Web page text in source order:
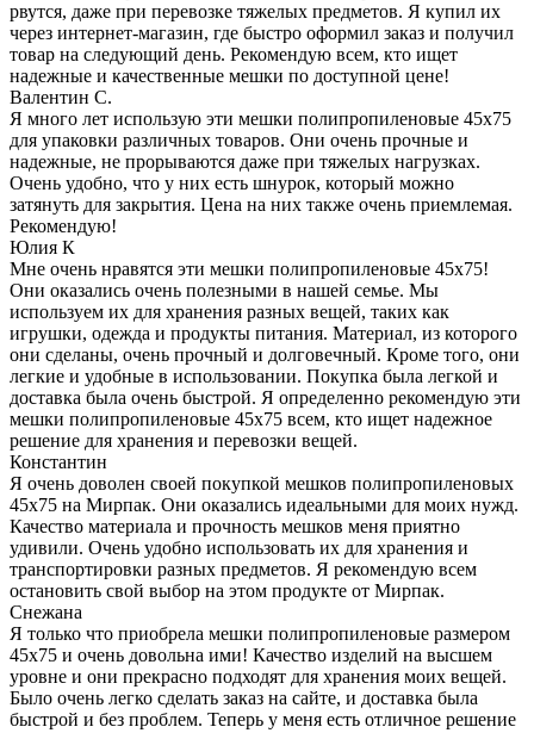
рвутся, даже при перевозке тяжелых предметов. Я купил их
через интернет-магазин, где быстро оформил заказ и получил
товар на следующий день. Рекомендую всем, кто ищет
надежные и качественные мешки по доступной цене!
Валентин С.
Я много лет использую эти мешки полипропиленовые 45x75
для упаковки различных товаров. Они очень прочные и
надежные, не прорываются даже при тяжелых нагрузках.
Очень удобно, что у них есть шнурок, который можно
затянуть для закрытия. Цена на них также очень приемлемая.
Рекомендую!
Юлия К
Мне очень нравятся эти мешки полипропиленовые 45x75!
Они оказались очень полезными в нашей семье. Мы
используем их для хранения разных вещей, таких как
игрушки, одежда и продукты питания. Материал, из которого
они сделаны, очень прочный и долговечный. Кроме того, они
легкие и удобные в использовании. Покупка была легкой и
доставка была очень быстрой. Я определенно рекомендую эти
мешки полипропиленовые 45x75 всем, кто ищет надежное
решение для хранения и перевозки вещей.
Константин
Я очень доволен своей покупкой мешков полипропиленовых
45x75 на Мирпак. Они оказались идеальными для моих нужд.
Качество материала и прочность мешков меня приятно
удивили. Очень удобно использовать их для хранения и
транспортировки разных предметов. Я рекомендую всем
остановить свой выбор на этом продукте от Мирпак.
Снежана
Я только что приобрела мешки полипропиленовые размером
45x75 и очень довольна ими! Качество изделий на высшем
уровне и они прекрасно подходят для хранения моих вещей.
Было очень легко сделать заказ на сайте, и доставка была
быстрой и без проблем. Теперь у меня есть отличное решение